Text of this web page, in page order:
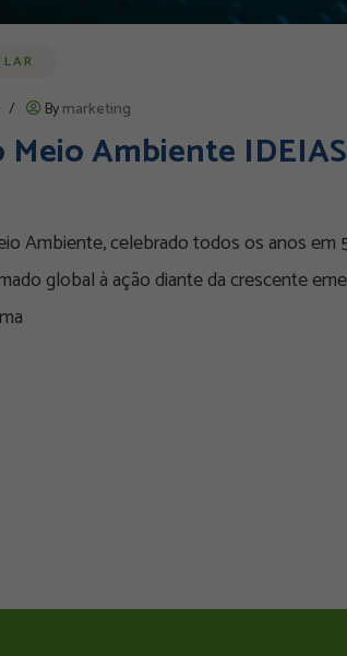
/ Bymarketing
Meio Ambiente
Ambiente, celebrado todos os anos em
global à ação diante da crescente